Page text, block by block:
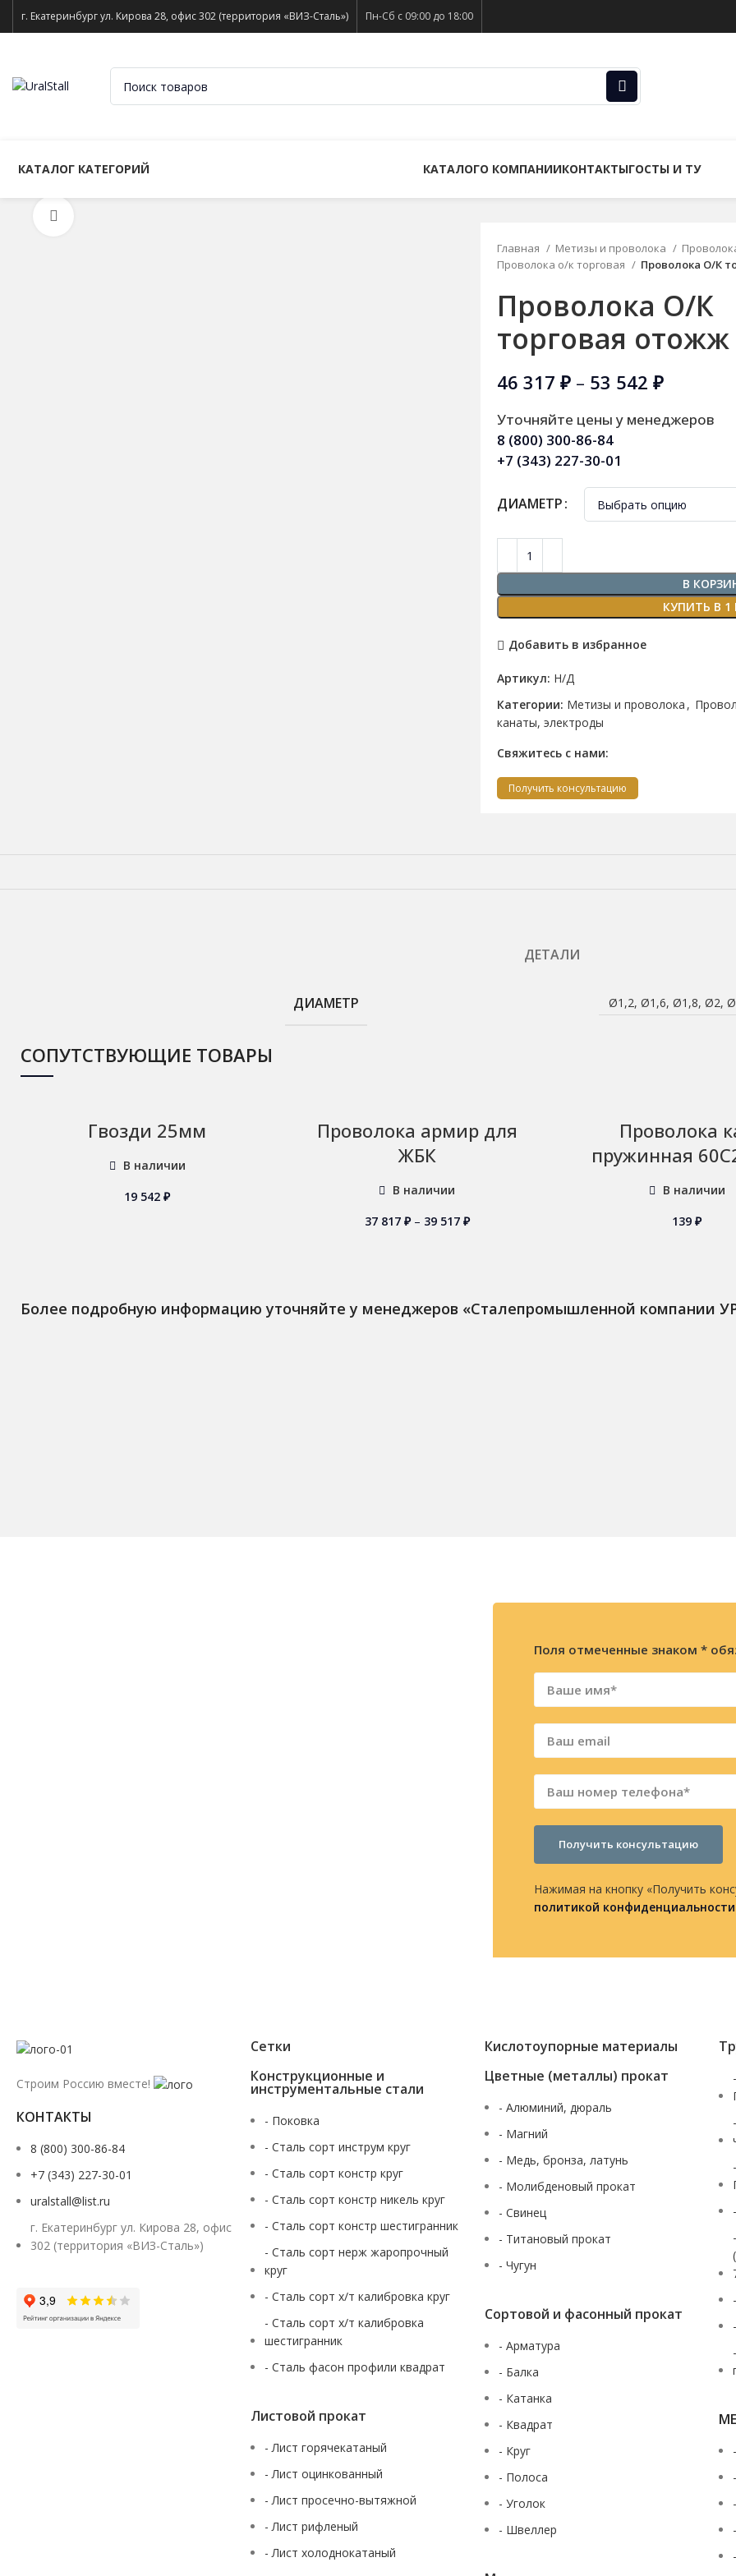
г. Екатеринбург ул. Кирова 28, офис 302 (территория «ВИЗ-Сталь») Пн-Сб с 09:00 до 18:00
КАТАЛОГ КАТЕГОРИЙ КАТАЛОГО КОМПАНИИКОНТАКТЫГОСТЫ И ТУ
Главная Метизы и проволока
Проволока о/к торговая
Проволока О/К
Проволока О/К
торговая отожж
46 317 ₽ – 53 542 ₽
Уточняйте цены у менеджеров
8 (800) 300-86-84
+7 (343) 227-30-01
ДИАМЕТР
В
КУПИТЬ В 1
Добавить в избранное
Артикул: Н/Д
Категории: Метизы и проволока ,
канаты, электроды
Свяжитесь с нами:
Получить консультацию
ДЕТАЛИ
ДИАМЕТР Ø1,2, Ø1,6, Ø1,8, Ø2,
СОПУТСТВУЮЩИЕ ТОВАРЫ
Гвозди 25мм
В наличии
19 542₽
Проволока армир для
ЖБК
В наличии
37 817 ₽ – 39 517 ₽
Проволока
пружинная
В наличии
139₽
Более подробную информацию уточняйте у менеджеров «Сталепромышленной компании
Поля отмеченные знаком *
Получить консультацию
Нажимая на кнопку «Получить
политикой конфиденциальности
Строим Россию вместе!
КОНТАКТЫ
8 (800) 300-86-84
+7 (343) 227-30-01
uralstall@list.ru
г. Екатеринбург ул. Кирова 28, офис
302 (территория «ВИЗ-Сталь»)
Сетки
Конструкционные и
инструментальные стали
- Поковка
- Сталь сорт инструм круг
- Сталь сорт констр круг
- Сталь сорт констр никель круг
- Сталь сорт констр шестигранник
- Сталь сорт нерж жаропрочный
круг
- Сталь сорт х/т калибровка круг
- Сталь сорт х/т калибровка
шестигранник
- Сталь фасон профили квадрат
Листовой прокат
- Лист горячекатаный
- Лист оцинкованный
- Лист просечно-вытяжной
- Лист рифленый
- Лист холоднокатаный
Кислотоупорные материалы
Цветные (металлы) прокат
- Алюминий, дюраль
- Магний
- Медь, бронза, латунь
- Молибденовый прокат
- Свинец
- Титановый прокат
- Чугун
Сортовой и фасонный прокат
- Арматура
- Балка
- Катанка
- Квадрат
- Круг
- Полоса
- Уголок
- Швеллер